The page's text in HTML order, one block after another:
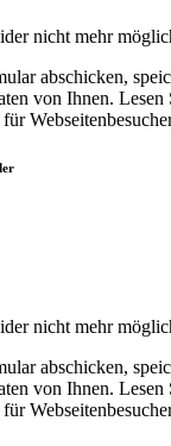
nicht mehr
abschicken,
von Ihnen. Lesen
für
nicht mehr
abschicken,
von Ihnen. Lesen
für